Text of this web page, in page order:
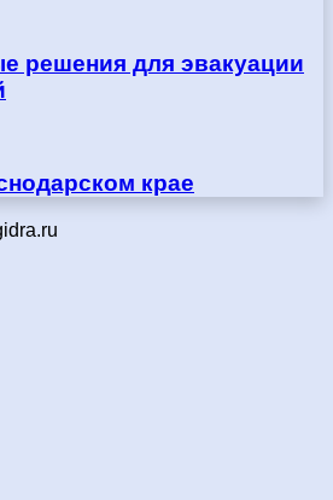
решения для эвакуации
крае